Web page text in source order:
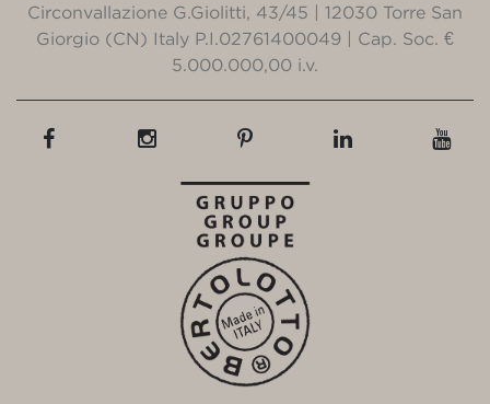
Circonvallazione G.Giolitti, 43/45 | 12030 Torre San
Giorgio (CN) Italy P.I.02761400049 | Cap. Soc. €
5.000.000,00 i.v.